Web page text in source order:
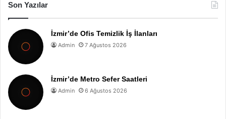
Son Yazılar
İzmir’de Ofis Temizlik İş İlanları
Admin 7 Ağustos 2026
İzmir’de Metro Sefer Saatleri
Admin 6 Ağustos 2026